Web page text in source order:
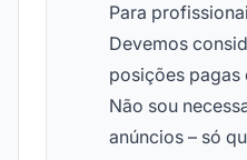
Para
Devemos
posições pagas
Não sou
anúncios – só